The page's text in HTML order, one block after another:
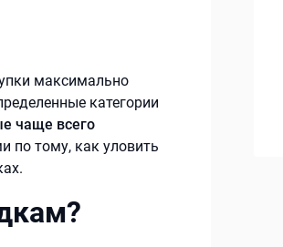
максимально
категории
чаще всего
по тому, как уловить